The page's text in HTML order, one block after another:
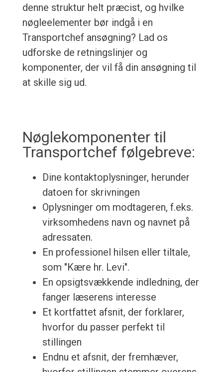
denne struktur helt præcist, og hvilke
nøgleelementer bør indgå i en
Transportchef ansøgning? Lad os
udforske de retningslinjer og
komponenter, der vil få din ansøgning til
at skille sig ud.
Nøglekomponenter til
Transportchef følgebreve:
Dine kontaktoplysninger, herunder
datoen for skrivningen
Oplysninger om modtageren, f.eks.
virksomhedens navn og navnet på
adressaten.
En professionel hilsen eller tiltale,
som "Kære hr. Levi".
En opsigtsvækkende indledning, der
fanger læserens interesse
Et kortfattet afsnit, der forklarer,
hvorfor du passer perfekt til
stillingen
Endnu et afsnit, der fremhæver,